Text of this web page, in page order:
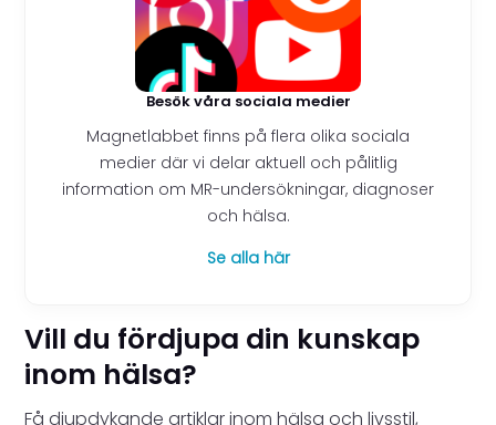
Besök våra sociala medier
Magnetlabbet finns på flera olika sociala
medier där vi delar aktuell och pålitlig
information om MR-undersökningar, diagnoser
och hälsa.
Se alla här
Vill du fördjupa din kunskap
inom hälsa?
Få djupdykande artiklar inom hälsa och livsstil,